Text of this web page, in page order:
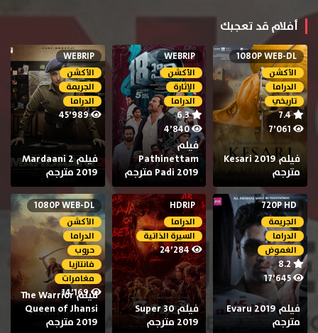
أفلام قد تعجبك
1080P WEB-DL
الأكشن
الدراما
تاريخي
7.4
فيلم Kesari 2019
مترجم
WEBRIP
الأكشن
الإثارة
الدراما
6.3
4٬840
فيلم
Pathinettam
Padi 2019 مترجم
WEBRIP
الأكشن
الجريمة
الدراما
45٬989
فيلم Mardaani 2
2019 مترجم
720P HD
الجريمة
الدراما
الغموض
8.2
17٬645
فيلم Evaru 2019
مترجم
HDRIP
الدراما
السيرة الذاتية
24٬284
فيلم Super 30
2019 مترجم
1080P WEB-DL
الأكشن
الدراما
حروب
فانتازيا
مغامرات
14٬169
فيلم The Warrior
Queen of Jhansi
2019 مترجم